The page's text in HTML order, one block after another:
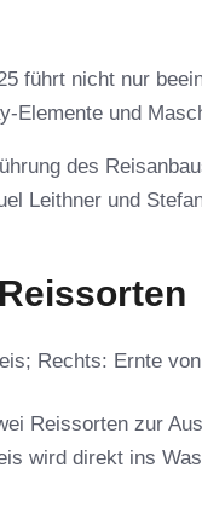
führt nicht nur
Elemente und
des
Leithner und
Rechts: Ernte
Reissorten zur
wird direkt ins